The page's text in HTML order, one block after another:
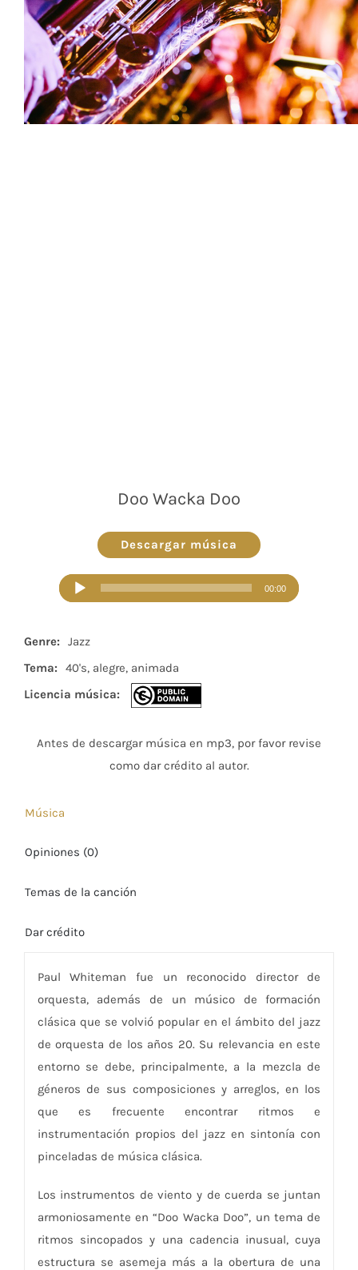
Doo Wacka Doo
Descargar música
Reproductor
de
00:00
Genre:
Jazz
Tema:
40's, alegre, animada
Licencia música:
Antes de descargar música en mp3, por favor revise
como dar crédito al autor.
Música
Opiniones (0)
Temas de la canción
Dar crédito
Paul Whiteman fue un reconocido director de
orquesta, además de un músico de formación
clásica que se volvió popular en el ámbito del jazz
de orquesta de los años 20. Su relevancia en este
entorno se debe, principalmente, a la mezcla de
géneros de sus composiciones y arreglos, en los
que es frecuente encontrar ritmos e
instrumentación propios del jazz en sintonía con
pinceladas de música clásica.
Los instrumentos de viento y de cuerda se juntan
armoniosamente en “Doo Wacka Doo”, un tema de
ritmos sincopados y una cadencia inusual, cuya
estructura se asemeja más a la obertura de una